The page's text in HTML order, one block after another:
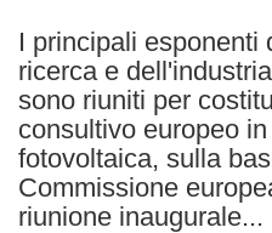
I principali esponenti
ricerca e
sono riuniti per
consultivo europeo
fotovoltaica, sulla
Commissione
riunione inaugurale...